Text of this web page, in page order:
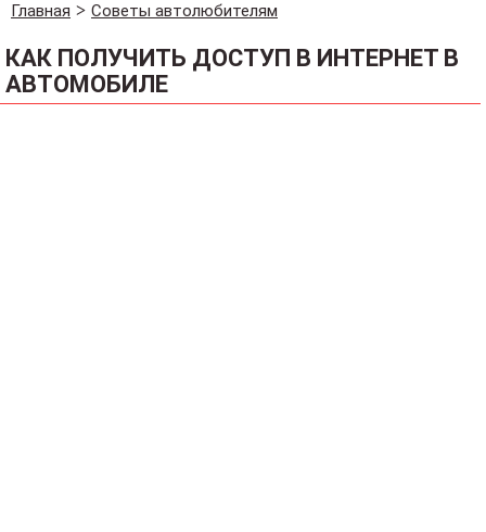
Главная Советы автолюбителям
КАК ПОЛУЧИТЬ ДОСТУП В ИНТЕРНЕТ В
АВТОМОБИЛЕ